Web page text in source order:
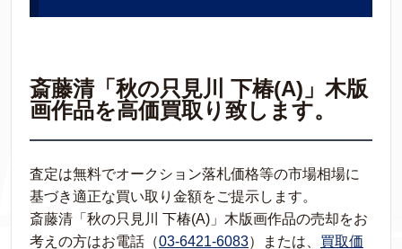
斎藤清「秋の只見川 下椿(A)」木版
画作品を高価買取り致します。
査定は無料でオークション落札価格等の市場相場に
基づき適正な買い取り金額をご提示します。
斎藤清「秋の只見川 下椿(A)」木版画作品の売却をお
考えの方はお電話（03-6421-6083）または、 買取価